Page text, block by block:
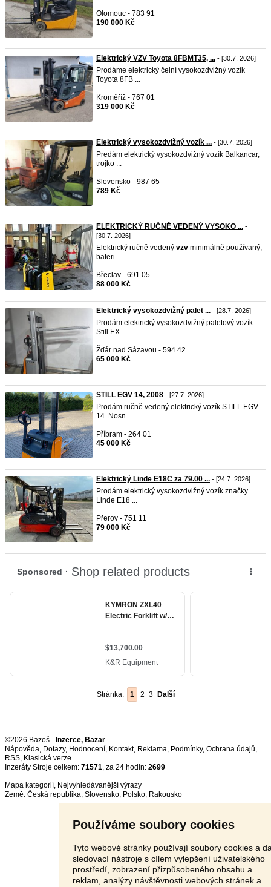
Používáme soubory cookies
Tyto webové stránky používají soubory cookies a
sledovací nástroje s cílem vylepšení uživatelského
prostředí, zobrazení přizpůsobeného obsahu a
reklam, analýzy návštěvnosti webových stránek a
Olomouc - 783 91
190 000 Kč
Elektrický VZV Toyota 8FBMT35, ... - [30.7. 2026]
Prodáme elektrický čelní vysokozdvižný vozík
Toyota 8FB ...
Kroměříž - 767 01
319 000 Kč
Elektrický vysokozdvižný vozík ... - [30.7. 2026]
Predám elektrický vysokozdvižný vozík Balkancar,
trojko ...
Slovensko - 987 65
789 Kč
ELEKTRICKÝ RUČNĚ VEDENÝ VYSOKO ... -
[30.7. 2026]
Elektrický ručně vedený vzv minimálně používaný,
bateri ...
Břeclav - 691 05
88 000 Kč
Elektrický vysokozdvižný palet ... - [28.7. 2026]
Prodám elektrický vysokozdvižný paletový vozík
Still EX ...
Žďár nad Sázavou - 594 42
65 000 Kč
STILL EGV 14, 2008 - [27.7. 2026]
Prodám ručně vedený elektrický vozík STILL EGV
14. Nosn ...
Příbram - 264 01
45 000 Kč
Elektrický Linde E18C za 79.00 ... - [24.7. 2026]
Prodám elektrický vysokozdvižný vozík značky
Linde E18 ...
Přerov - 751 11
79 000 Kč
Stránka: 1 2 3 Další
©2026 Bazoš - Inzerce, Bazar
Nápověda, Dotazy, Hodnocení, Kontakt, Reklama, Podmínky, Ochrana údajů,
RSS,
Inzeráty Stroje celkem: 71571, za 24 hodin: 2699
Mapa kategorií, Nejvyhledávanější výrazy
Země: Česká republika, Slovensko, Polsko, Rakousko